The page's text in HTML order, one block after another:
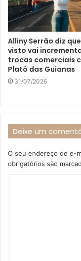
Alliny Serrão diz
visto vai
trocas comerciais
Platô das Guianas
31/07/2026
Deixe um
O seu endereço de e-
obrigatórios são